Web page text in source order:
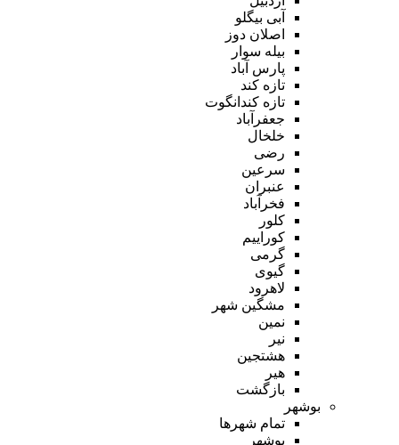
آبی بیگلو
اصلان دوز
بیله سوار
پارس آباد
تازه کند
تازه کندانگوت
جعفرآباد
خلخال
رضی
سرعین
عنبران
فخرآباد
کلور
کوراییم
گرمی
گیوی
لاهرود
مشگین شهر
نمین
نیر
هشتجین
هیر
بازگشت
بوشهر
تمام شهر‌ها
بوشهر